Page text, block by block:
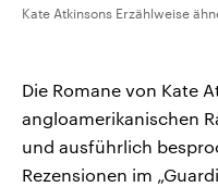
Kate Atkinsons Erzählweise
Die Romane von Kate
angloamerikanischen
und ausführlich
Rezensionen im